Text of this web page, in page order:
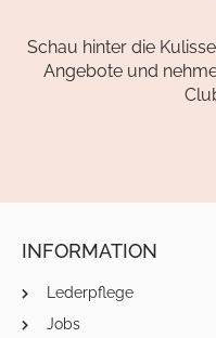
Schau hinter die
Angebote und
INFORMATION
Lederpflege
Jobs